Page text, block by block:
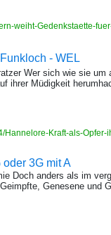
weiht-Gedenkstaette-
- WEL
Wer sich wie sie
ihrer Müdigkeit
Hannelore-Kraft-als-
3G mit A
Doch anders als im
Genesene und